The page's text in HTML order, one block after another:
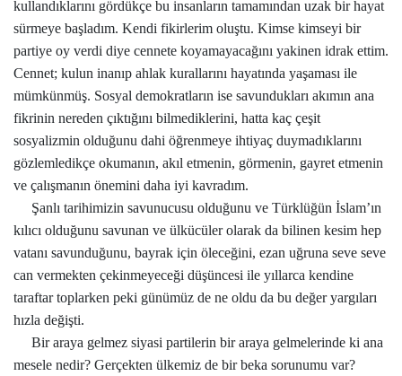
kullandıklarını gördükçe bu insanların tamamından uzak bir hayat
sürmeye başladım. Kendi fikirlerim oluştu. Kimse kimseyi bir
partiye oy verdi diye cennete koyamayacağını yakinen idrak ettim.
Cennet; kulun inanıp ahlak kurallarını hayatında yaşaması ile
mümkünmüş. Sosyal demokratların ise savundukları akımın ana
fikrinin nereden çıktığını bilmediklerini, hatta kaç çeşit
sosyalizmin olduğunu dahi öğrenmeye ihtiyaç duymadıklarını
gözlemledikçe okumanın, akıl etmenin, görmenin, gayret etmenin
ve çalışmanın önemini daha iyi kavradım.
Şanlı tarihimizin savunucusu olduğunu ve Türklüğün İslam’ın
kılıcı olduğunu savunan ve ülkücüler olarak da bilinen kesim hep
vatanı savunduğunu, bayrak için öleceğini, ezan uğruna seve seve
can vermekten çekinmeyeceği düşüncesi ile yıllarca kendine
taraftar toplarken peki günümüz de ne oldu da bu değer yargıları
hızla değişti.
Bir araya gelmez siyasi partilerin bir araya gelmelerinde ki ana
mesele nedir? Gerçekten ülkemiz de bir beka sorunumu var?